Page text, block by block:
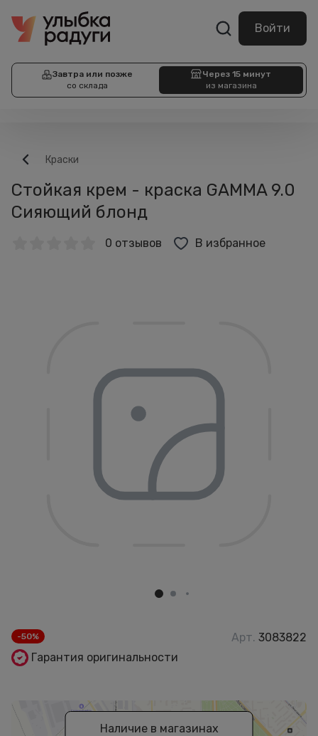
Войти
Завтра или позже
со склада
Через 15 минут
из магазина
Краски
Стойкая крем - краска GAMMA 9.0
Сияющий блонд
0 отзывов В избранное
-50% Арт. 3083822
Гарантия оригинальности
Наличие в магазинах